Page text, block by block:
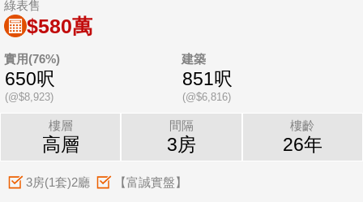
綠表售
$580萬
實用(76%)
650呎
(@$8,923)
建築
851呎
(@$6,816)
樓層
高層
間隔
3房
樓齡
26年
3房(1套)2廳 【富誠實盤】